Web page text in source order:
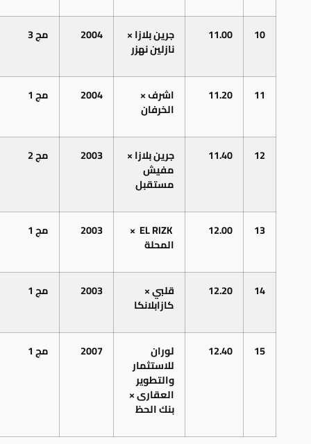
10
11.00 جرين بلازا ×
نازلين نهزر
2004 مج 3
11
11.20 اشرف ×
الخرفان
2004 مج 1
12
11.40 جرين بلازا ×
مفيش
مستقبل
2003 مج 2
13
12.00
EL RIZK
×
المحلة
2003 مج 1
14
12.20 قلبي ×
كازابلانكا
2003 مج 1
15
12.40 لوران
للاستثمار
والتطوير
العقارى ×
بنك الحظ
2007 مج 1